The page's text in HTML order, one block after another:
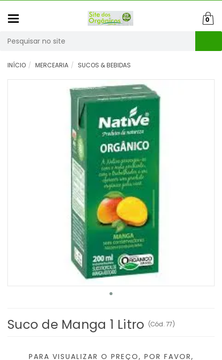
0
INÍCIO MERCEARIA SUCOS & BEBIDAS
Suco de Manga 1 Litro (Cód.77)
PARA VISUALIZAR O PREÇO, POR FAVOR,